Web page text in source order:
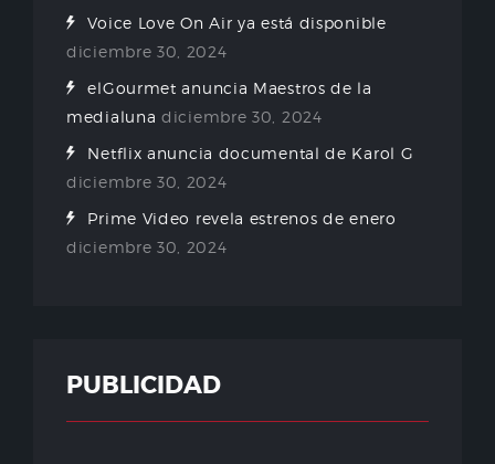
Voice Love On Air ya está disponible
diciembre 30, 2024
elGourmet anuncia Maestros de la
medialuna diciembre 30, 2024
Netflix anuncia documental de Karol G
diciembre 30, 2024
Prime Video revela estrenos de enero
diciembre 30, 2024
PUBLICIDAD